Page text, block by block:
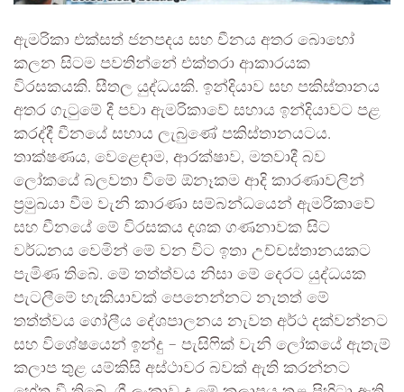
ඇමරිකා එක්සත් ජනපදය සහ චීනය අතර බොහෝ
කලන සිටම පවතින්නේ එක්තරා ආකාරයක
විරසකයකි. සීතල යුද්ධයකි. ඉන්දියාව සහ පකිස්තානය
අතර ගැටුමේ දී පවා ඇමරිකාවේ සහාය ඉන්දියාවට පළ
කරද්දී චීනයේ සහාය ලැබුණේ පකිස්තානයටය.
තාක්ෂණය, වෙළෙඳාම, ආරක්ෂාව, මතවාදී බව
ලෝකයේ බලවතා වීමේ ඕනෑකම ආදි කාරණාවලින්
ප්‍රමුඛයා වීම වැනි කාරණා සම්බන්ධයෙන් ඇමරිකාවේ
සහ චීනයේ මේ විරසකය දශක ගණනාවක සිට
වර්ධනය වෙමින් මේ වන විට ඉතා උච්චස්තානයකට
පැමිණ තිබේ. මේ තත්ත්වය නිසා මේ දෙරට යුද්ධයක
පැටලීමේ හැකියාවක් පෙනෙන්නට නැතත් මේ
තත්ත්වය ගෝලීය දේශපාලනය නැවත අර්ථ දක්වන්නට
සහ විශේෂයෙන් ඉන්දු – පැසිෆික් වැනි ලෝකයේ ඇතැම්
කලාප තුළ යම්කිසි අස්ථාවර බවක් ඇති කරන්නට